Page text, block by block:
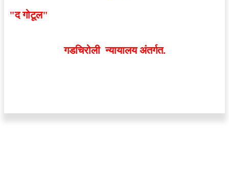
"द गोटूल"
गडचिरोली न्यायालय अंतर्गत.